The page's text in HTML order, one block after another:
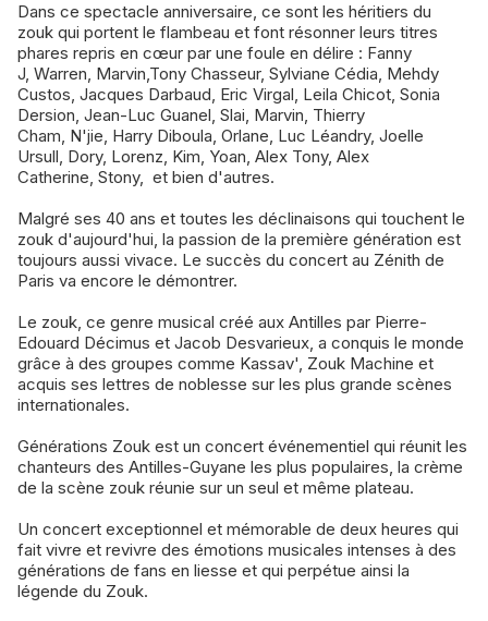
Dans ce spectacle anniversaire, ce sont les héritiers du
zouk qui portent le flambeau et font résonner leurs titres
phares repris en cœur par une foule en délire : Fanny
J, Warren, Marvin,Tony Chasseur, Sylviane Cédia, Mehdy
Custos, Jacques Darbaud, Eric Virgal, Leila Chicot, Sonia
Dersion, Jean-Luc Guanel, Slai, Marvin, Thierry
Cham, N'jie, Harry Diboula, Orlane, Luc Léandry, Joelle
Ursull, Dory, Lorenz, Kim, Yoan, Alex Tony, Alex
Catherine, Stony, et bien d'autres.
Malgré ses 40 ans et toutes les déclinaisons qui touchent le
zouk d'aujourd'hui, la passion de la première génération est
toujours aussi vivace. Le succès du concert au Zénith de
Paris va encore le démontrer.
Le zouk, ce genre musical créé aux Antilles par Pierre-
Edouard Décimus et Jacob Desvarieux, a conquis le monde
grâce à des groupes comme Kassav', Zouk Machine et
acquis ses lettres de noblesse sur les plus grande scènes
internationales.
Générations Zouk est un concert événementiel qui réunit les
chanteurs des Antilles-Guyane les plus populaires, la crème
de la scène zouk réunie sur un seul et même plateau.
Un concert exceptionnel et mémorable de deux heures qui
fait vivre et revivre des émotions musicales intenses à des
générations de fans en liesse et qui perpétue ainsi la
légende du Zouk.